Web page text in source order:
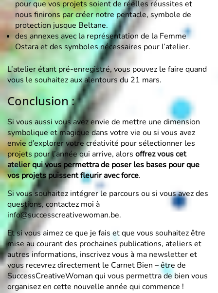
pour que vos projets soient de réelles réussites et
nous finirons par créer notre pentacle, symbole de
protection jusque Beltane.
des annexes avec la représentation de la Femme
Ostara et des symboles nécessaires pour l’atelier.
L’atelier étant pré-enregistré, vous pouvez le faire quand
vous le souhaitez aux alentours du 21 mars.
Conclusion :
Si vous aussi vous avez envie de mettre une dimension
symbolique et magique dans votre vie ou si vous avez
envie d’explorer votre créativité pour sélectionner les
projets pour l’année qui arrive, alors offrez vous cet
atelierqui vous permettra de poser les bases pour que
vos projets puissent fleurir avec force.
Si vous souhaitez intégrer le parcours ou si vous avez des
questions, contactez moi à
info@successcreativewoman.be.
Et si vous aimez ce que je fais et que vous souhaitez être
mise au courant des prochaines publications, ateliers et
autres informations, inscrivez vous à ma newsletteret
vous recevrez directement le Carnet Bien – être de
SuccessCreativeWoman qui vous permettra de bien vous
organisez en cette nouvelle année qui commence !